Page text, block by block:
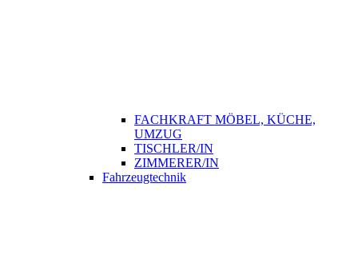
FACHKRAFT MÖBEL, KÜCHE,
UMZUG
TISCHLER/IN
ZIMMERER/IN
Fahrzeugtechnik